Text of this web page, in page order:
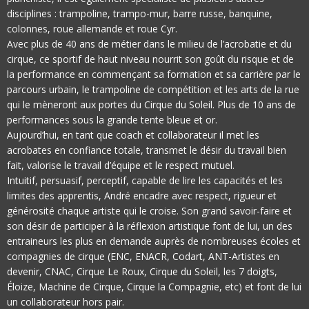
disciplines : trampoline, trampo-mur, barre russe, banquine,
colonnes, roue allemande et roue Cyr.
Avec plus de 40 ans de métier dans le milieu de l’acrobatie et du
cirque, ce sportif de haut niveau nourrit son goût du risque et de
la performance en commençant sa formation et sa carrière par le
parcours urbain, le trampoline de compétition et les arts de la rue
qui le mèneront aux portes du Cirque du Soleil. Plus de 10 ans de
performances sous la grande tente bleue et or.
Aujourd’hui, en tant que coach et collaborateur il met les
acrobates en confiance totale, transmet le désir du travail bien
fait, valorise le travail d’équipe et le respect mutuel.
Intuitif, persuasif, perceptif, capable de lire les capacités et les
limites des apprentis, André encadre avec respect, rigueur et
générosité chaque artiste qui le croise. Son grand savoir-faire et
son désir de participer à la réflexion artistique font de lui, un des
entraineurs les plus en demande auprès de nombreuses écoles et
compagnies de cirque (ENC, ENACR, Codart, ANT-Artistes en
devenir, CNAC, Cirque Le Roux, Cirque du Soleil, les 7 doigts,
Éloize, Machine de Cirque, Cirque la Compagnie, etc) et font de lui
un collaborateur hors pair.